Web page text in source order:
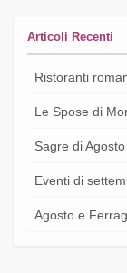
Articoli Recenti
Ristoranti
Le Spose di
Sagre di
Eventi di
Agosto e